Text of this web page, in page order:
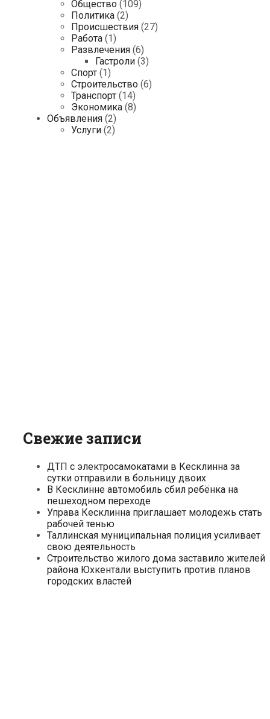
Общество (109)
Политика (2)
Происшествия (27)
Работа (1)
Развлечения (6)
Гастроли (3)
Спорт (1)
Строительство (6)
Транспорт (14)
Экономика (8)
Объявления (2)
Услуги (2)
Свежие записи
ДТП с электросамокатами в Кесклинна за
сутки отправили в больницу двоих
В Кесклинне автомобиль сбил ребёнка на
пешеходном переходе
Управа Кесклинна приглашает молодежь стать
рабочей тенью
Таллинская муниципальная полиция усиливает
свою деятельность
Строительство жилого дома заставило жителей
района Юхкентали выступить против планов
городских властей